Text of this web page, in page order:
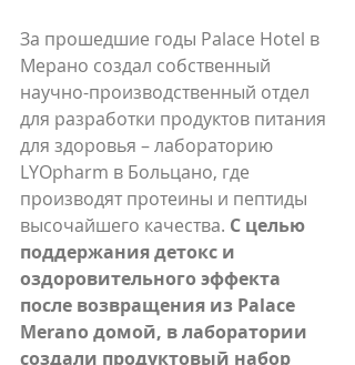
За прошедшие годы Palace Hotel в
Мерано создал собственный
научно-производственный отдел
для разработки продуктов питания
для здоровья – лабораторию
LYOpharm в Больцано, где
производят протеины и пептиды
высочайшего качества. С целью
поддержания детокс и
оздоровительного эффекта
после возвращения из Palace
Merano домой, в лаборатории
создали продуктовый набор